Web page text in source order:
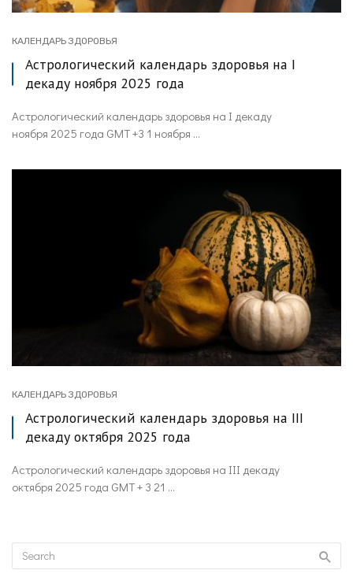
КАЛЕНДАРЬ ЗДОРОВЬЯ
Астрологический календарь здоровья на I
декаду ноября 2025 года
Астрологический календарь здоровья на I декаду
ноября 2025 года GMT +3 1 ноября ...
КАЛЕНДАРЬ ЗДОРОВЬЯ
Астрологический календарь здоровья на III
декаду октября 2025 года
Астрологический календарь здоровья на III декаду
октября 2025 года GMT + 3 21 ...